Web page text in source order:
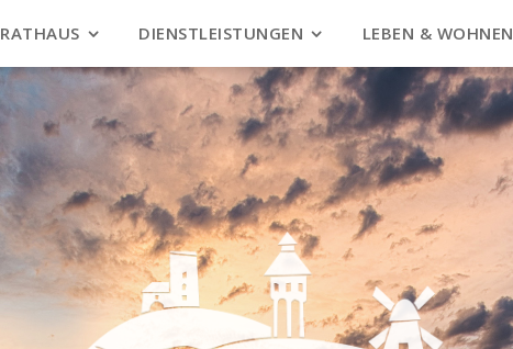
RATHAUS DIENSTLEISTUNGEN LEBEN & WOHNEN